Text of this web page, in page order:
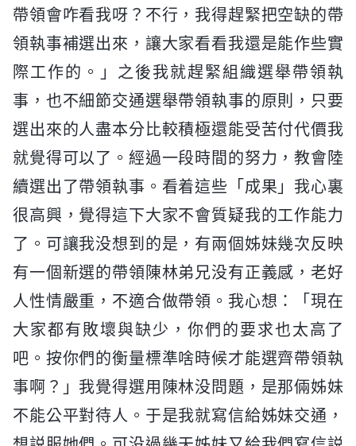
帶領會咋看我呀？不行，我得趕緊把空缺的帶
領執事補選出來，讓大家看看我還是能作些實
際工作的。」之後我就趕緊組織選舉帶領執
事，也不細節交通選舉帶領執事的原則，只要
選出來的人盡本分比較積極還能受苦付代價我
就覺得可以了。經過一段時間的努力，教會陸
續選出了帶領執事。看着這些「成果」我心裏
很高興，覺得這下大家不會質疑我的工作能力
了。可讓我没想到的是，有兩個姊妹幾次反映
有一個新選的帶領陳林弟兄没有正義感，老好
人性情嚴重，不適合做帶領。我心想：「現在
大家都有敗壞與缺少，你們的要求也太高了
吧。按你們的衡量標準啥時候才能選齊帶領執
事啊？」我覺得選用陳林没問題，是那倆姊妹
不能公平對待人。于是我就寫信給姊妹交通，